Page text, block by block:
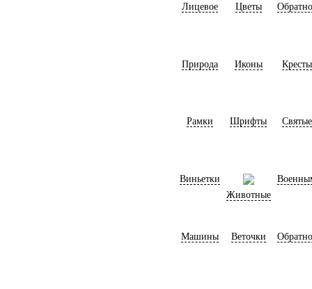
Лицевое Цветы
Природа Иконы Кресты
Рамки Шрифты Святые
Виньетки
Животные
Машины Веточки